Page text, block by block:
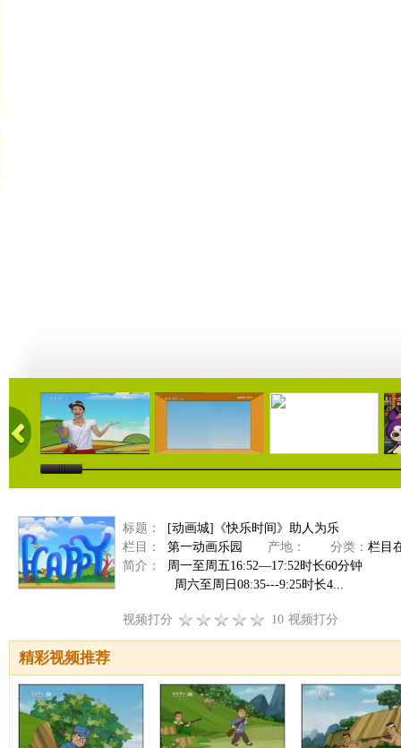
29:41 29:10 28:53
标题：
[动画城]《快乐时间》助人为乐
栏目：
第一动画乐园 产地： 分类： 栏目
简介：
周一至周五16:52—17:52时长60分钟
周六至周日08:35---9:25时长4...
视频打分 10 视频打分
精彩视频推荐